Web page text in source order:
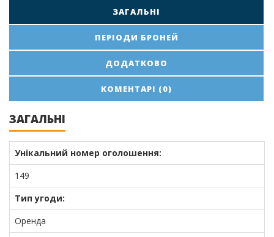
ЗАГАЛЬНІ
ПЕРІОДИ БРОНЕЙ
ДОДАТКОВО
КОМЕНТАРІ (0)
ЗАГАЛЬНІ
Унікальний номер оголошення:
149
Тип угоди:
Оренда